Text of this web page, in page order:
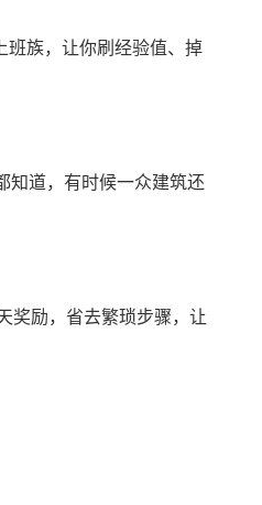
班族，让你刷经验值、掉
知道，有时候一众建筑还
奖励，省去繁琐步骤，让